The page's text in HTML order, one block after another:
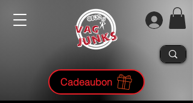
Cadeaubon